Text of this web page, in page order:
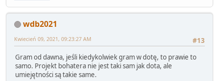
wdb2021
#13
Kwiecień 09, 2021, 09:23:27 AM
Gram od dawna, jeśli kiedykolwiek gram w dotę, to prawie to
samo. Projekt bohatera nie jest taki sam jak dota, ale
umiejętności są takie same.